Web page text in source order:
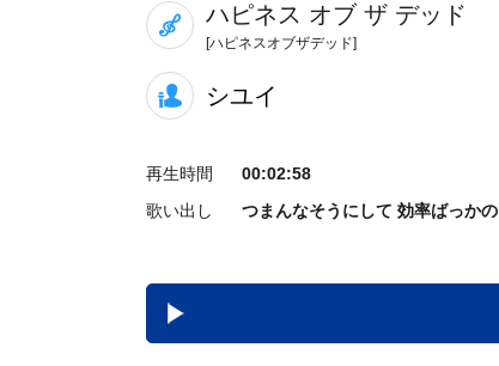
ハピネス オブ ザ デッド
[ハピネスオブザデッド]
シユイ
再生時間
00:02:58
歌い出し
つまんなそうにして 効率ばっかの